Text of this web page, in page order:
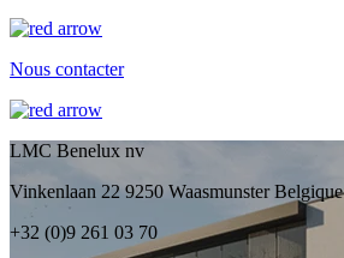
Nous contacter
LMC Benelux nv
Vinkenlaan 22 9250 Waasmunster Belgique
+32 (0)9 261 03 70